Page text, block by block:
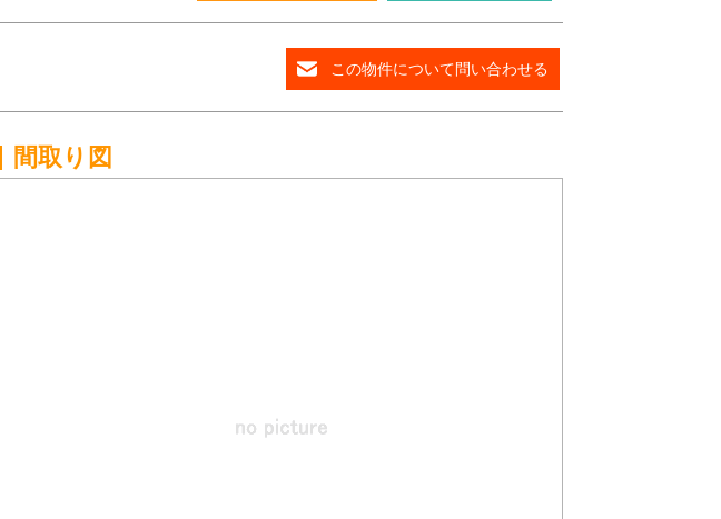
この物件について問い合わせる
間取り図